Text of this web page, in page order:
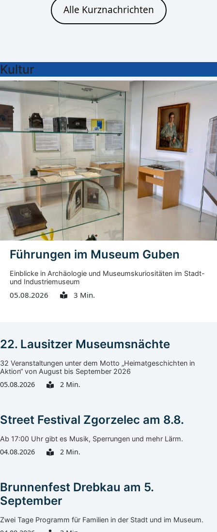
Alle Kurznachrichten
Kultur
Führungen im Museum Guben
Einblicke in Archäologie und Museumskuriositäten im Stadt-
und Industriemuseum
05.08.2026 3 Min.
22. Lausitzer Museumsnächte
32 Veranstaltungen unter dem Motto „Heimatgeschichten in
Aktion“ von August bis September 2026
05.08.2026 2 Min.
Street Festival Zgorzelec am 8.8.
Ab 17:00 Uhr gibt es Musik, Sperrungen und mehr Lärm.
04.08.2026 2 Min.
Brunnenfest Drebkau am 5.
September
Zwei Tage Programm für Familien in der Stadt und im Museum.